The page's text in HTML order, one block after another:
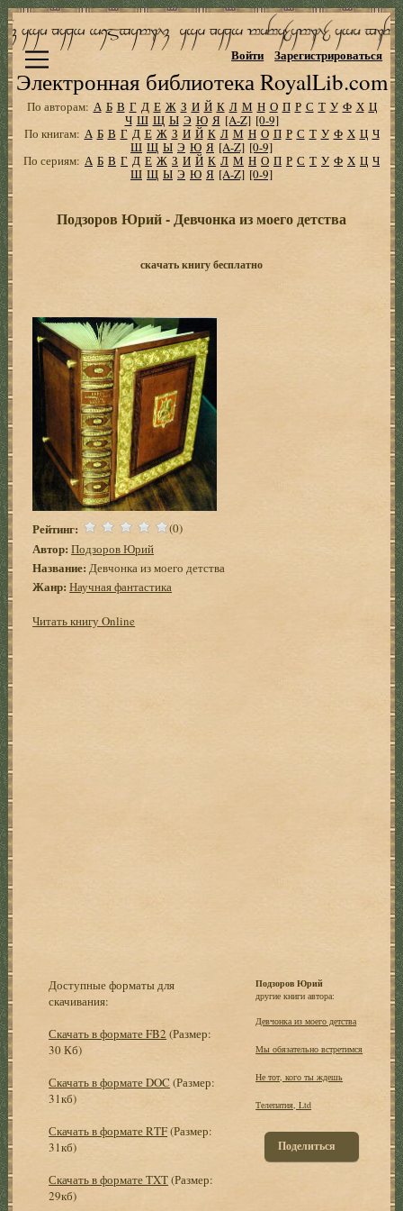
Электронная библиотека RoyalLib.com
Войти Зарегистрироваться
По авторам: А Б В Г Д Е Ж З И Й К Л М Н О П Р С Т У Ф Х Ц
Ч Ш Щ Ы Э Ю Я [A-Z] [0-9]
По книгам: А Б В Г Д Е Ж З И Й К Л М Н О П Р С Т У Ф Х Ц Ч
Ш Щ Ы Э Ю Я [A-Z] [0-9]
По сериям: А Б В Г Д Е Ж З И Й К Л М Н О П Р С Т У Ф Х Ц Ч
Ш Щ Ы Э Ю Я [A-Z] [0-9]
Подзоров Юрий - Девчонка из моего детства
скачать книгу бесплатно
Рейтинг: (0)
Автор: Подзоров Юрий
Название: Девчонка из моего детства
Жанр: Научная фантастика
Читать книгу Online
Доступные форматы для
скачивания:
Скачать в формате FB2 (Размер:
30 Кб)
Скачать в формате DOC (Размер:
31кб)
Скачать в формате RTF(Размер:
31кб)
Скачать в формате TXT(Размер:
29кб)
Подзоров Юрий
другие книги автора:
Девчонка из моего детства
Мы обязательно встретимся
Не тот, кого ты ждешь
Телепатия, Ltd
Поделиться